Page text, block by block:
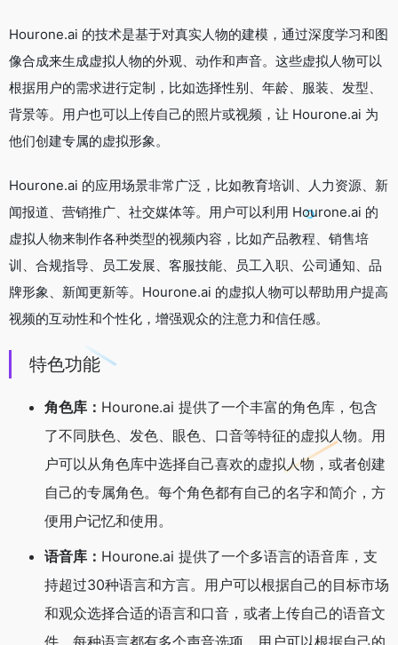
Hourone.ai 的技术是基于对真实人物的建模，通过深度学习和图
像合成来生成虚拟人物的外观、动作和声音。这些虚拟人物可以
根据用户的需求进行定制，比如选择性别、年龄、服装、发型、
背景等。用户也可以上传自己的照片或视频，让 Hourone.ai 为
他们创建专属的虚拟形象。
Hourone.ai 的应用场景非常广泛，比如教育培训、人力资源、新
闻报道、营销推广、社交媒体等。用户可以利用 Hourone.ai 的
虚拟人物来制作各种类型的视频内容，比如产品教程、销售培
训、合规指导、员工发展、客服技能、员工入职、公司通知、品
牌形象、新闻更新等。Hourone.ai 的虚拟人物可以帮助用户提高
视频的互动性和个性化，增强观众的注意力和信任感。
特色功能
角色库： Hourone.ai 提供了一个丰富的角色库，包含
了不同肤色、发色、眼色、口音等特征的虚拟人物。用
户可以从角色库中选择自己喜欢的虚拟人物，或者创建
自己的专属角色。每个角色都有自己的名字和简介，方
便用户记忆和使用。
语音库： Hourone.ai 提供了一个多语言的语音库，支
持超过30种语言和方言。用户可以根据自己的目标市场
和观众选择合适的语言和口音，或者上传自己的语音文